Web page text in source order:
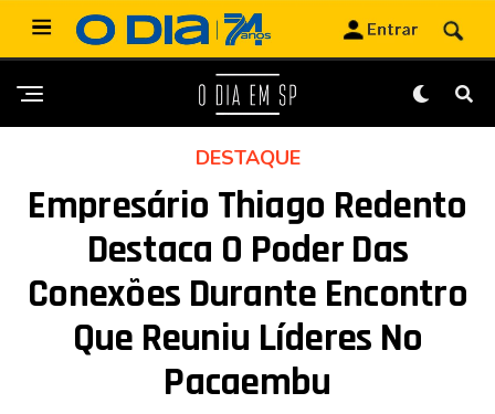
DESTAQUE
Empresário Thiago Redento
Destaca O Poder Das
Conexões Durante Encontro
Que Reuniu Líderes No
Pacaembu